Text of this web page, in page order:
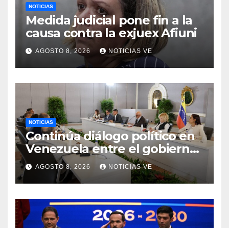
NOTICIAS
Medida judicial pone fin a la
causa contra la exjuex Afiuni
AGOSTO 8, 2026 NOTICIAS VE
NOTICIAS
Continúa diálogo político en
Venezuela entre el gobierno
y la oposición
AGOSTO 8, 2026 NOTICIAS VE